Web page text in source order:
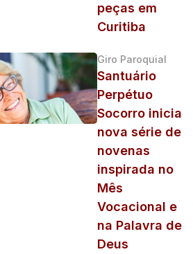
peças em
Curitiba
Giro Paroquial
Santuário
Perpétuo
Socorro inicia
nova série de
novenas
inspirada no
Mês
Vocacional e
na Palavra de
Deus